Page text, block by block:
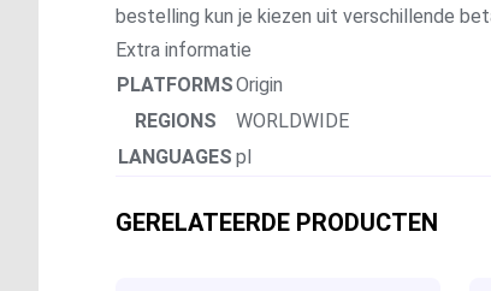
bestelling kun je kiezen uit verschillende
Extra informatie
PLATFORMSOrigin
REGIONS
WORLDWIDE
LANGUAGES pl
GERELATEERDE PRODUCTEN